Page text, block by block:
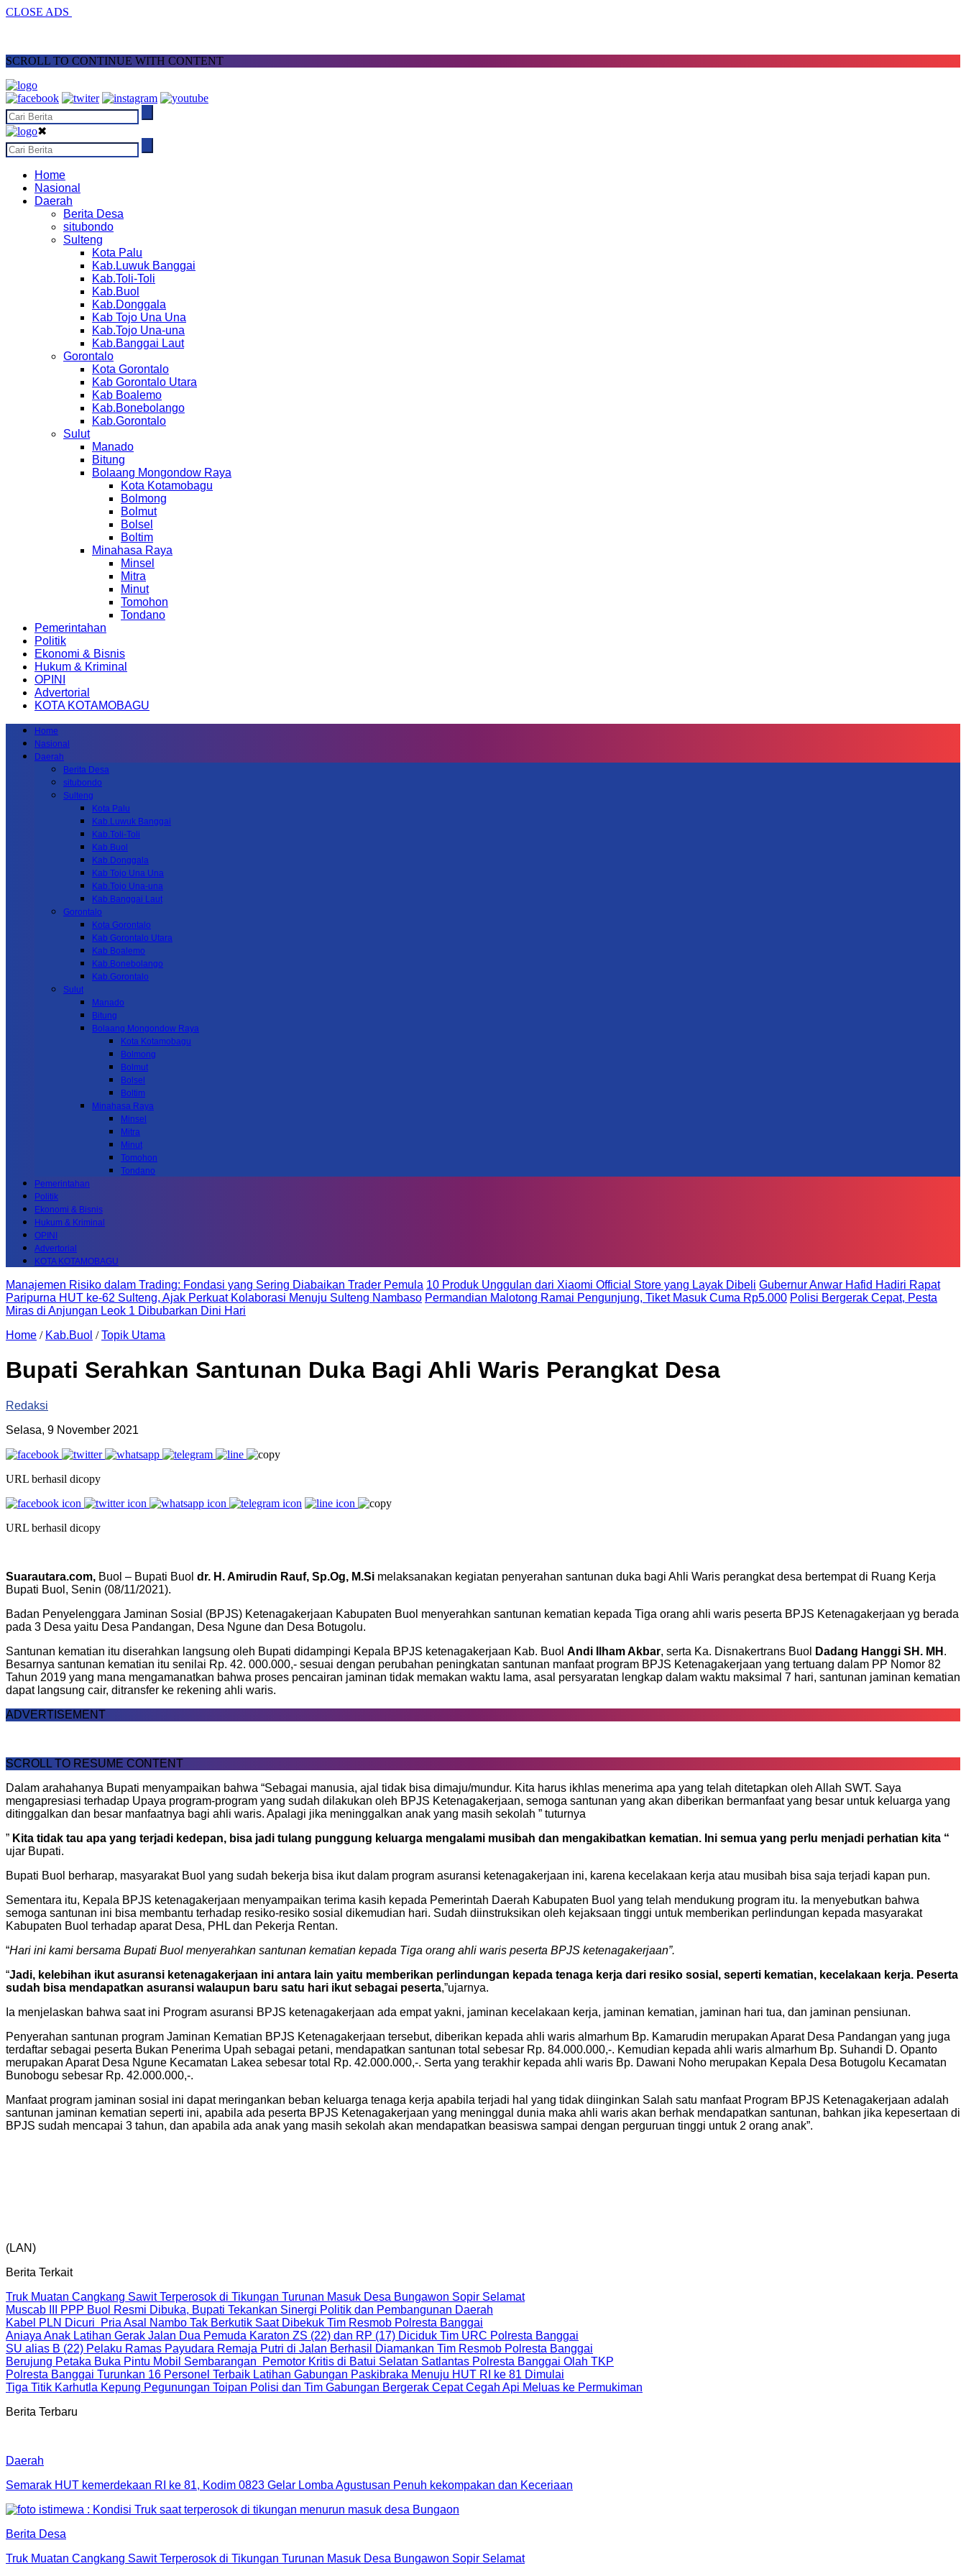
CLOSE ADS
SCROLL TO CONTINUE WITH CONTENT
✖
Home
Nasional
Daerah
Berita Desa
situbondo
Sulteng
Kota Palu
Kab.Luwuk Banggai
Kab.Toli-Toli
Kab.Buol
Kab.Donggala
Kab Tojo Una Una
Kab.Tojo Una-una
Kab.Banggai Laut
Gorontalo
Kota Gorontalo
Kab Gorontalo Utara
Kab Boalemo
Kab.Bonebolango
Kab.Gorontalo
Sulut
Manado
Bitung
Bolaang Mongondow Raya
Kota Kotamobagu
Bolmong
Bolmut
Bolsel
Boltim
Minahasa Raya
Minsel
Mitra
Minut
Tomohon
Tondano
Pemerintahan
Politik
Ekonomi & Bisnis
Hukum & Kriminal
OPINI
Advertorial
KOTA KOTAMOBAGU
Home
Nasional
Daerah
Berita Desa
situbondo
Sulteng
Kota Palu
Kab.Luwuk Banggai
Kab.Toli-Toli
Kab.Buol
Kab.Donggala
Kab Tojo Una Una
Kab.Tojo Una-una
Kab.Banggai Laut
Gorontalo
Kota Gorontalo
Kab Gorontalo Utara
Kab Boalemo
Kab.Bonebolango
Kab.Gorontalo
Sulut
Manado
Bitung
Bolaang Mongondow Raya
Kota Kotamobagu
Bolmong
Bolmut
Bolsel
Boltim
Minahasa Raya
Minsel
Mitra
Minut
Tomohon
Tondano
Pemerintahan
Politik
Ekonomi & Bisnis
Hukum & Kriminal
OPINI
Advertorial
KOTA KOTAMOBAGU
Manajemen Risiko dalam Trading: Fondasi yang Sering Diabaikan Trader Pemula 10 Produk Unggulan dari Xiaomi Official Store yang Layak Dibeli Gubernur Anwar Hafid Hadiri Rapat
Paripurna HUT ke-62 Sulteng, Ajak Perkuat Kolaborasi Menuju Sulteng Nambaso Permandian Malotong Ramai Pengunjung, Tiket Masuk Cuma Rp5.000 Polisi Bergerak Cepat, Pesta
Miras di Anjungan Leok 1 Dibubarkan Dini Hari
Home / Kab.Buol /Topik Utama
Bupati Serahkan Santunan Duka Bagi Ahli Waris Perangkat Desa
Redaksi
Selasa, 9 November 2021
URL berhasil dicopy
URL berhasil dicopy
Suarautara.com, Buol – Bupati Buol dr. H. Amirudin Rauf, Sp.Og, M.Si melaksanakan kegiatan penyerahan santunan duka bagi Ahli Waris perangkat desa bertempat di Ruang Kerja
Bupati Buol, Senin (08/11/2021).
Badan Penyelenggara Jaminan Sosial (BPJS) Ketenagakerjaan Kabupaten Buol menyerahkan santunan kematian kepada Tiga orang ahli waris peserta BPJS Ketenagakerjaan yg berada
pada 3 Desa yaitu Desa Pandangan, Desa Ngune dan Desa Botugolu.
Santunan kematian itu diserahkan langsung oleh Bupati didampingi Kepala BPJS ketenagakerjaan Kab. Buol Andi Ilham Akbar, serta Ka. Disnakertrans Buol Dadang Hanggi SH. MH .
Besarnya santunan kematian itu senilai Rp. 42. 000.000,- sesuai dengan perubahan peningkatan santunan manfaat program BPJS Ketenagakerjaan yang tertuang dalam PP Nomor 82
Tahun 2019 yang mana mengamanatkan bahwa proses pencairan jaminan tidak memakan waktu lama, asal persyaratan lengkap dalam waktu maksimal 7 hari, santunan jaminan kematian
dapat langsung cair, ditransfer ke rekening ahli waris.
ADVERTISEMENT
SCROLL TO RESUME CONTENT
Dalam arahahanya Bupati menyampaikan bahwa “Sebagai manusia, ajal tidak bisa dimaju/mundur. Kita harus ikhlas menerima apa yang telah ditetapkan oleh Allah SWT. Saya
mengapresiasi terhadap Upaya program-program yang sudah dilakukan oleh BPJS Ketenagakerjaan, semoga santunan yang akan diberikan bermanfaat yang besar untuk keluarga yang
ditinggalkan dan besar manfaatnya bagi ahli waris. Apalagi jika meninggalkan anak yang masih sekolah ” tuturnya
” Kita tidak tau apa yang terjadi kedepan, bisa jadi tulang punggung keluarga mengalami musibah dan mengakibatkan kematian. Ini semua yang perlu menjadi perhatian kita “
ujar Bupati.
Bupati Buol berharap, masyarakat Buol yang sudah bekerja bisa ikut dalam program asuransi ketenagakerjaan ini, karena kecelakaan kerja atau musibah bisa saja terjadi kapan pun.
Sementara itu, Kepala BPJS ketenagakerjaan menyampaikan terima kasih kepada Pemerintah Daerah Kabupaten Buol yang telah mendukung program itu. Ia menyebutkan bahwa
semoga santunan ini bisa membantu terhadap resiko-resiko sosial dikemudian hari. Sudah diinstruksikan oleh kejaksaan tinggi untuk memberikan perlindungan kepada masyarakat
Kabupaten Buol terhadap aparat Desa, PHL dan Pekerja Rentan.
“Hari ini kami bersama Bupati Buol menyerahkan santunan kematian kepada Tiga orang ahli waris peserta BPJS ketenagakerjaan”.
“Jadi, kelebihan ikut asuransi ketenagakerjaan ini antara lain yaitu memberikan perlindungan kepada tenaga kerja dari resiko sosial, seperti kematian, kecelakaan kerja. Peserta
sudah bisa mendapatkan asuransi walaupun baru satu hari ikut sebagai peserta,”ujarnya.
Ia menjelaskan bahwa saat ini Program asuransi BPJS ketenagakerjaan ada empat yakni, jaminan kecelakaan kerja, jaminan kematian, jaminan hari tua, dan jaminan pensiunan.
Penyerahan santunan program Jaminan Kematian BPJS Ketenagakerjaan tersebut, diberikan kepada ahli waris almarhum Bp. Kamarudin merupakan Aparat Desa Pandangan yang juga
terdaftar sebagai peserta Bukan Penerima Upah sebagai petani, mendapatkan santunan total sebesar Rp. 84.000.000,-. Kemudian kepada ahli waris almarhum Bp. Suhandi D. Opanto
merupakan Aparat Desa Ngune Kecamatan Lakea sebesar total Rp. 42.000.000,-. Serta yang terakhir kepada ahli waris Bp. Dawani Noho merupakan Kepala Desa Botugolu Kecamatan
Bunobogu sebesar Rp. 42.000.000,-.
Manfaat program jaminan sosial ini dapat meringankan beban keluarga tenaga kerja apabila terjadi hal yang tidak diinginkan Salah satu manfaat Program BPJS Ketenagakerjaan adalah
santunan jaminan kematian seperti ini, apabila ada peserta BPJS Ketenagakerjaan yang meninggal dunia maka ahli waris akan berhak mendapatkan santunan, bahkan jika kepesertaan di
BPJS sudah mencapai 3 tahun, dan apabila ada anak yang masih sekolah akan mendapatkan beasiswa sampai dengan perguruan tinggi untuk 2 orang anak”.
(LAN)
Berita Terkait
Truk Muatan Cangkang Sawit Terperosok di Tikungan Turunan Masuk Desa Bungawon Sopir Selamat
Muscab III PPP Buol Resmi Dibuka, Bupati Tekankan Sinergi Politik dan Pembangunan Daerah
Kabel PLN Dicuri Pria Asal Nambo Tak Berkutik Saat Dibekuk Tim Resmob Polresta Banggai
Aniaya Anak Latihan Gerak Jalan Dua Pemuda Karaton ZS (22) dan RP (17) Diciduk Tim URC Polresta Banggai
SU alias B (22) Pelaku Ramas Payudara Remaja Putri di Jalan Berhasil Diamankan Tim Resmob Polresta Banggai
Berujung Petaka Buka Pintu Mobil Sembarangan Pemotor Kritis di Batui Selatan Satlantas Polresta Banggai Olah TKP
Polresta Banggai Turunkan 16 Personel Terbaik Latihan Gabungan Paskibraka Menuju HUT RI ke 81 Dimulai
Tiga Titik Karhutla Kepung Pegunungan Toipan Polisi dan Tim Gabungan Bergerak Cepat Cegah Api Meluas ke Permukiman
Berita Terbaru
Daerah
Semarak HUT kemerdekaan RI ke 81, Kodim 0823 Gelar Lomba Agustusan Penuh kekompakan dan Keceriaan
Berita Desa
Truk Muatan Cangkang Sawit Terperosok di Tikungan Turunan Masuk Desa Bungawon Sopir Selamat